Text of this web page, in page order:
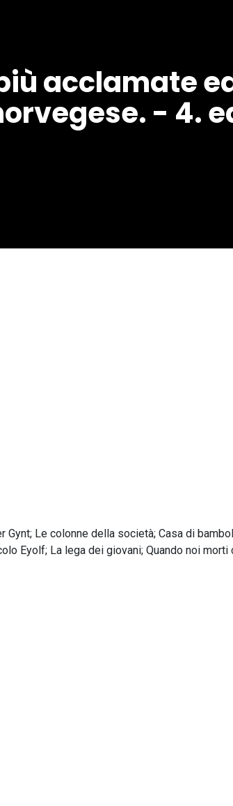
acclamate
- 4.
Le colonne della società; Casa di
Eyolf; La lega dei giovani; Quando noi